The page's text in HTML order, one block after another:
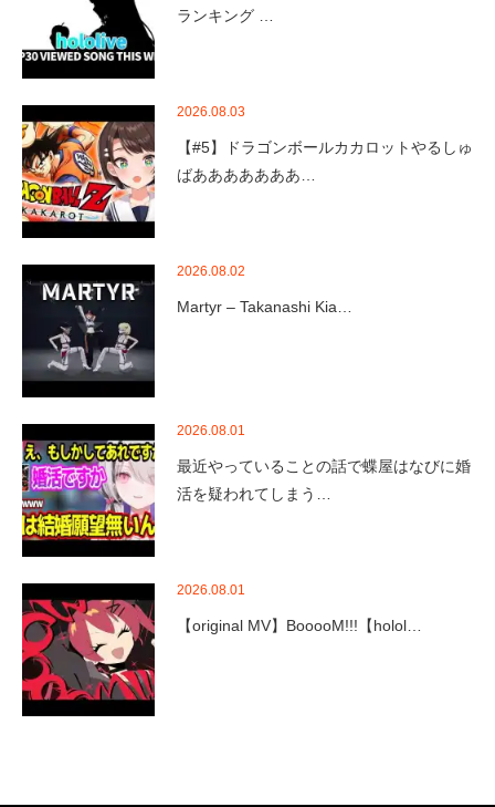
ランキング …
2026.08.03
【#5】ドラゴンボールカカロットやるしゅ
ばあああああああ…
2026.08.02
Martyr – Takanashi Kia…
2026.08.01
最近やっていることの話で蝶屋はなびに婚
活を疑われてしまう…
2026.08.01
【original MV】BooooM!!!【holol…